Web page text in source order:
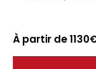
À partir de